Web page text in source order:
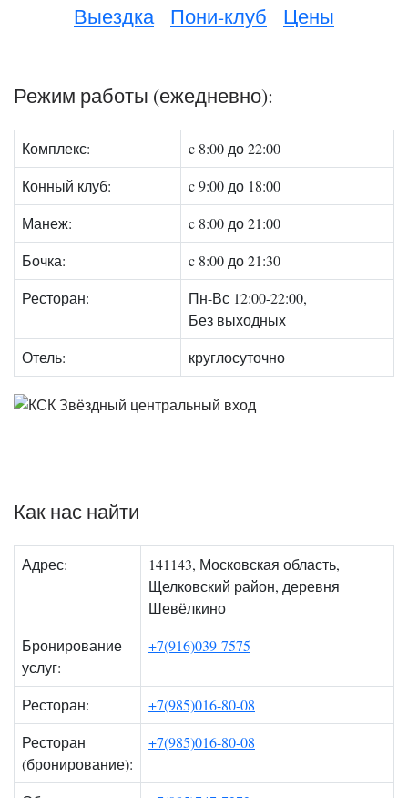
Выездка
Пони-клуб Цены
Режим работы (ежедневно):
Комплекс:
c 8:00 до 22:00
Конный клуб:
c 9:00 до 18:00
Манеж:
c 8:00 до 21:00
Бочка:
c 8:00 до 21:30
Ресторан:
Пн-Вс 12:00-22:00,
Без выходных
Отель:
круглосуточно
Как нас найти
Адрес:
141143, Московская область,
Щелковский район, деревня
Шевёлкино
Бронирование
услуг:
+7(916)039-7575
Ресторан:
+7(985)016-80-08
Ресторан
(бронирование):
+7(985)016-80-08